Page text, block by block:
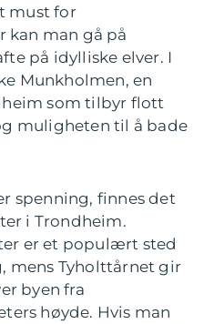
must for
kan man gå på
på idylliske elver. I
Munkholmen, en
som tilbyr flott
muligheten til å bade
spenning, finnes det
i Trondheim.
er et populært sted
mens Tyholttårnet gir
byen fra
høyde. Hvis man